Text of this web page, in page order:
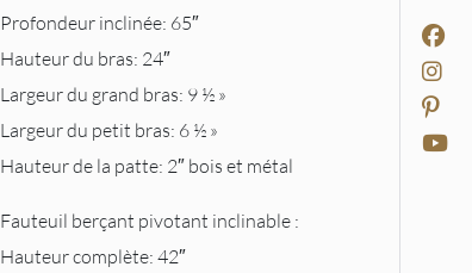
Profondeur inclinée: 65″
Hauteur du bras: 24″
Largeur du grand bras: 9 ½ »
Largeur du petit bras: 6 ½ »
Hauteur de la patte: 2″ bois et métal
Fauteuil berçant pivotant inclinable :
Hauteur complète: 42″